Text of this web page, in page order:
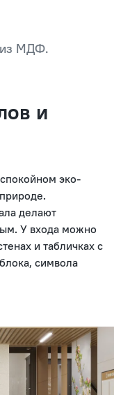
МДФ.
и
эко-
делают
У входа можно
и табличках с
символа